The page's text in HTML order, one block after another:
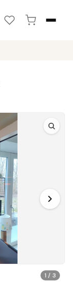
1 / 3